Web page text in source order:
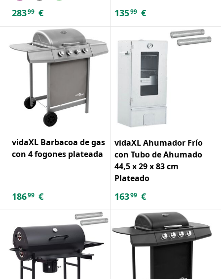
28399 € 13599 €
vidaXL Barbacoa de gas
con 4 fogones plateada
18699 €
vidaXL Ahumador Frío
con Tubo de Ahumado
44,5 x 29 x 83 cm
Plateado
16399 €